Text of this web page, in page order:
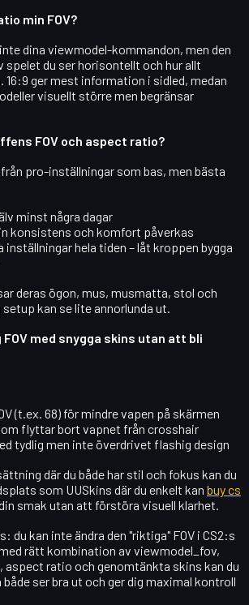
min FOV?
dina viewmodel-kommandon, men den
spelet du ser horisontellt och hur allt
16:9 ger mest information i sidled, medan
visuellt större men begränsar
FOV och aspect ratio?
pro-inställningar som bas, men bästa
minst några dagar
konsistens och komfort påverkas
inställningar hela tiden – låt kroppen bygga
deras ögon, mus, musmatta, stol och
kan se lite annorlunda ut.
FOV med snygga skins utan att bli
(t.ex. 68) för mindre vapen på skärmen
flyttar bort vapnet från crosshair
tydlig men inte överdrivet flashig design
där du både har stil och fokus kan du
som UUSkins där du enkelt kan buy cs
smak utan att förstöra visuell klarhet.
du kan inte ändra den "riktiga" FOV i CS2:s
rätt kombination av viewmodel_fov,
ratio och genomtänkta skins kan du
ser bra ut och ger dig maximal kontroll